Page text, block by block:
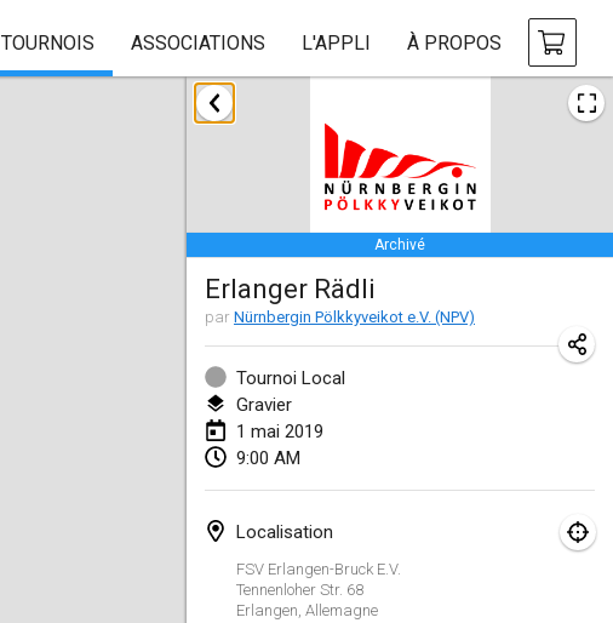
TOURNOIS ASSOCIATIONS L'APPLI À PROPOS
Archivé
Erlanger Rädli
par Nürnbergin Pölkkyveikot e.V. (NPV)
Tournoi Local
Gravier
1 mai 2019
9:00 AM
Localisation
FSV Erlangen-Bruck E.V.
Tennenloher Str. 68
Erlangen Allemagne
janvier 2019
New Year's Throw Mölkky
1 janv. 2019|République tchèque
Tournoi Mixte ASPTTOM
20 janv. 2019 |France
Tournoi d'Hiver
26 janv. 2019
Liekki Cup
26 janv. 2019
26 janv. 2019
février 2019